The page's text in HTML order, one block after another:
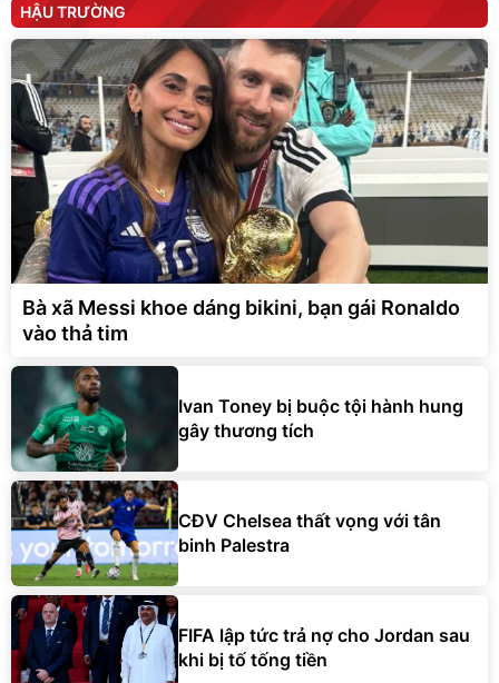
HẬU TRƯỜNG
Bà xã Messi khoe dáng bikini, bạn gái Ronaldo
vào thả tim
Ivan Toney bị buộc tội hành hung
gây thương tích
CĐV Chelsea thất vọng với tân
binh Palestra
FIFA lập tức trả nợ cho Jordan sau
khi bị tố tống tiền